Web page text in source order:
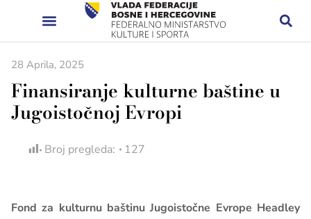
28 Aprila, 2025
Finansiranje kulturne baštine u
Jugoistočnoj Evropi
Broj pregleda: 127
Fond za kulturnu baštinu Jugoistočne Evrope Headley